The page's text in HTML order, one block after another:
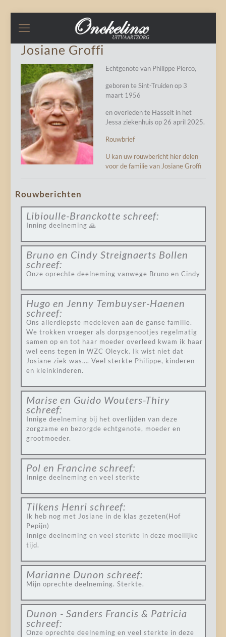
Josiane Groffi
Echtgenote van Philippe Pierco,
geboren te Sint-Truiden op 3
maart 1956
en overleden te Hasselt in het
Jessa ziekenhuis op 26 april 2025.
Rouwbrief
U kan uw rouwbericht hier delen
voor de familie van Josiane Groffi
Rouwberichten
Libioulle-Branckotte schreef:
Inning deelneming 🙏
Bruno en Cindy Streignaerts Bollen
schreef:
Onze oprechte deelneming vanwege Bruno en Cindy
Hugo en Jenny Tembuyser-Haenen
schreef:
Ons allerdiepste medeleven aan de ganse familie.
We trokken vroeger als dorpsgenootjes regelmatig
samen op en tot haar moeder overleed kwam ik haar
wel eens tegen in WZC Oleyck. Ik wist niet dat
Josiane ziek was…. Veel sterkte Philippe, kinderen
en kleinkinderen.
Marise en Guido Wouters-Thiry
schreef:
Innige deelneming bij het overlijden van deze
zorgzame en bezorgde echtgenote, moeder en
grootmoeder.
Pol en Francine schreef:
Innige deelneming en veel sterkte
Tilkens Henri schreef:
Ik heb nog met Josiane in de klas gezeten(Hof
Pepijn)
Innige deelneming en veel sterkte in deze moeilijke
tijd.
Marianne Dunon schreef:
Mijn oprechte deelneming. Sterkte.
Dunon - Sanders Francis & Patricia
schreef:
Onze oprechte deelneming en veel sterkte in deze